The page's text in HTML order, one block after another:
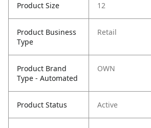
Product Size 12
Product Business
Type
Retail
Product Brand
Type - Automated
OWN
Product Status Active